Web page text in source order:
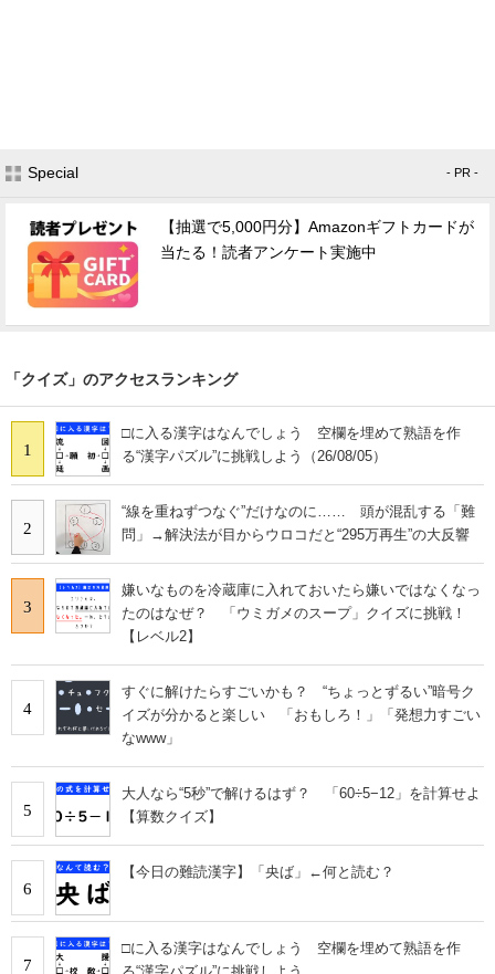
Special - PR -
【抽選で5,000円分】Amazonギフトカードが
当たる！読者アンケート実施中
「クイズ」のアクセスランキング
1
□に入る漢字はなんでしょう 空欄を埋めて熟語を作
る“漢字パズル”に挑戦しよう（26/08/05）
2
“線を重ねずつなぐ”だけなのに…… 頭が混乱する「難
問」→解決法が目からウロコだと“295万再生”の大反響
3
嫌いなものを冷蔵庫に入れておいたら嫌いではなくなっ
たのはなぜ？ 「ウミガメのスープ」クイズに挑戦！
【レベル2】
4
すぐに解けたらすごいかも？ “ちょっとずるい”暗号ク
イズが分かると楽しい 「おもしろ！」「発想力すごい
なwww」
5
大人なら“5秒”で解けるはず？ 「60÷5−12」を計算せよ
【算数クイズ】
6
【今日の難読漢字】「央ば」←何と読む？
7
□に入る漢字はなんでしょう 空欄を埋めて熟語を作